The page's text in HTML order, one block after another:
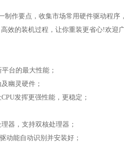
制作要点，收集市场常用硬件驱动程
效的装机过程，让你重装更省心!欢迎
台的最大性能；
幽灵硬件；
发挥更强性能，更稳定；
器，支持双核处理器；
动能自动识别并安装好；